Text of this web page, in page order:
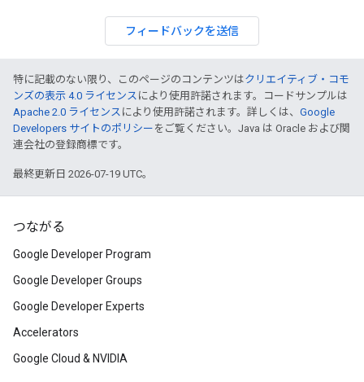
フィードバックを送信
特に記載のない限り、このページのコンテンツはクリエイティブ・コモ
ンズの表示 4.0 ライセンス により使用許諾されます。コードサンプルは
Apache 2.0 ライセンス により使用許諾されます。詳しくは、 Google
Developers サイトのポリシー をご覧ください。Java は Oracle および関
連会社の登録商標です。
最終更新日 2026-07-19 UTC。
つながる
Google Developer Program
Google Developer Groups
Google Developer Experts
Accelerators
Google Cloud & NVIDIA